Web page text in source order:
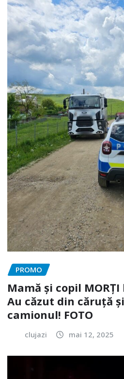
PROMO
Mamă și copil
Au căzut din căruță
camionul! FOTO
clujazi mai 12, 2025